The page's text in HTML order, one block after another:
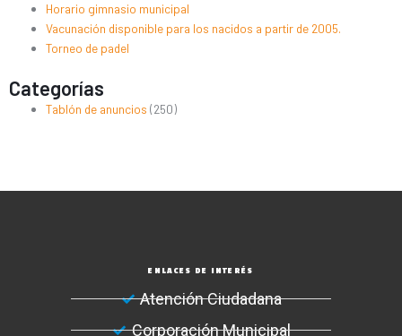
Horario gimnasio municipal
Vacunación disponible para los nacidos a partir de 2005.
Torneo de padel
Categorías
Tablón de anuncios (250)
ENLACES DE INTERÉS
Atención Ciudadana
Corporación Municipal